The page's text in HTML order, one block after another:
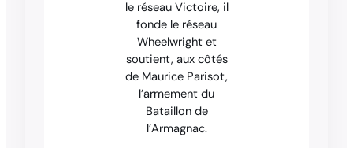
le réseau Victoire, il
fonde le réseau
Wheelwright et
soutient, aux côtés
de Maurice Parisot,
l’armement du
Bataillon de
l’Armagnac.